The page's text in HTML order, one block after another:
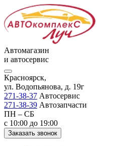
Автомагазин
и автосервис
Красноярск,
ул. Водопьянова, д. 19г
271-38-37 Автосервис
271-38-39 Автозапчасти
ПН – СБ
с 10:00 до 19:00
Заказать звонок